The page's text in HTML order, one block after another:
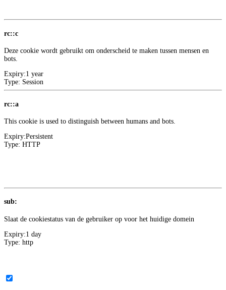
rc::c
Deze cookie wordt gebruikt om onderscheid te maken tussen mensen en
bots.
Expiry:1 year
Type: Session
rc::a
This cookie is used to distinguish between humans and bots.
Expiry:Persistent
Type: HTTP
sub:
Slaat de cookiestatus van de gebruiker op voor het huidige domein
Expiry:1 day
Type: http